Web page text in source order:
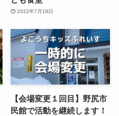
2022年7月18日
【会場変更１回目】野尻市
民館で活動を継続します！